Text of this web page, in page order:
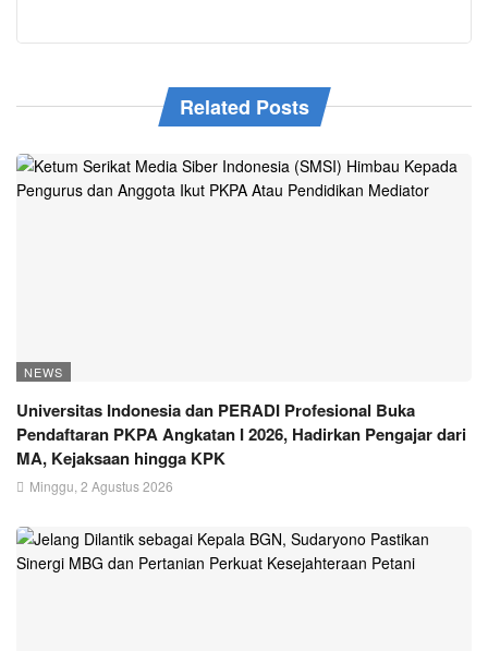
Related Posts
NEWS
Universitas Indonesia dan PERADI Profesional Buka
Pendaftaran PKPA Angkatan I 2026, Hadirkan Pengajar dari
MA, Kejaksaan hingga KPK
Minggu, 2 Agustus 2026